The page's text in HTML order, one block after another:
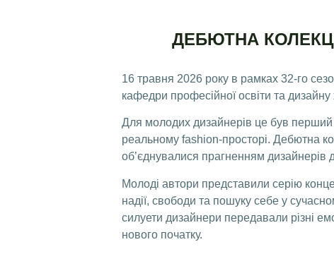
ДЕБЮТНА
16 травня 2026 року в рамках 32-го
кафедри професійної освіти та
Для молодих дизайнерів це був перший
реальному fashion-просторі. Дебютна
об’єднувалися прагненням дизайнерів
Молоді автори представили серію
надії, свободи та пошуку себе у
силуети дизайнери передавали різні
нового початку.